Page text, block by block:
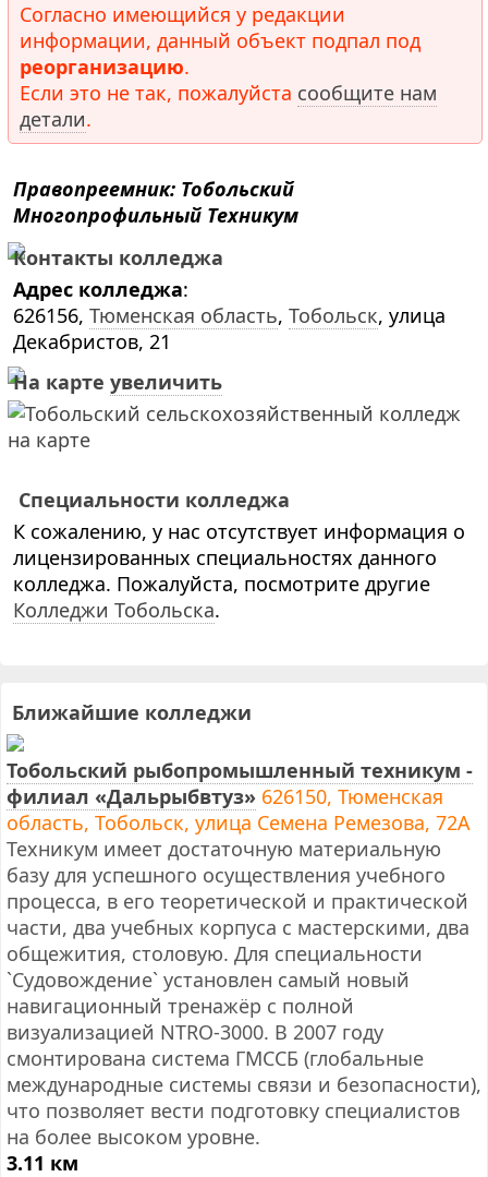
Согласно имеющийся у редакции
информации, данный объект подпал под
реорганизацию.
Если это не так, пожалуйста сообщите нам
детали.
Правопреемник: Тобольский
Многопрофильный Техникум
Контакты колледжа
Адрес колледжа:
626156, Тюменская область, Тобольск, улица
Декабристов, 21
На карте увеличить
Специальности колледжа
К сожалению, у нас отсутствует информация о
лицензированных специальностях данного
колледжа. Пожалуйста, посмотрите другие
Колледжи Тобольска.
Ближайшие колледжи
Тобольский рыбопромышленный техникум -
филиал «Дальрыбвтуз» 626150, Тюменская
область, Тобольск, улица Семена Ремезова, 72А
Техникум имеет достаточную материальную
базу для успешного осуществления учебного
процесса, в его теоретической и практической
части, два учебных корпуса с мастерскими, два
общежития, столовую. Для специальности
`Судовождение` установлен самый новый
навигационный тренажёр с полной
визуализацией NTRO-3000. В 2007 году
смонтирована система ГМССБ (глобальные
международные системы связи и безопасности),
что позволяет вести подготовку специалистов
на более высоком уровне.
3.11 км